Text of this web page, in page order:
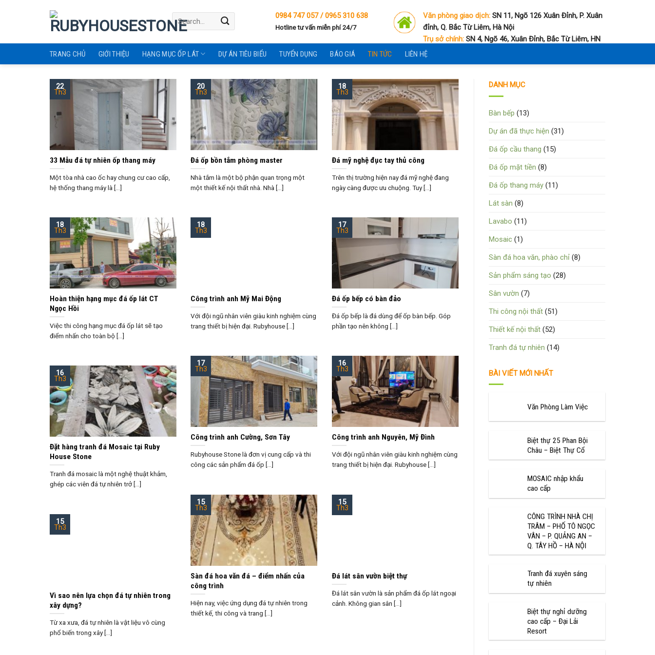
0984 747 057 /0965 310 638
Hotline tư vấn miễn phí 24/7
Văn phòng giao dịch:SN 11, Ngõ 126 Xuân Đỉnh, P. Xuân
đỉnh, Q. Bắc Từ Liêm, Hà Nội
Trụ sở chính: SN 4, Ngõ 46, Xuân Đỉnh, Bắc Từ Liêm, HN
TRANG CHỦ
GIỚI THIỆU HẠNG MỤC ỐP LÁT DỰ ÁN TIÊU BIỂU TUYỂN DỤNG BÁO GIÁ TIN TỨC LIÊN HỆ
33 Mẫu đá tự nhiên ốp thang máy
Một tòa nhà cao ốc hay chung cư cao cấp,
hệ thống thang máy là [...]
22
Th3
Đá ốp bồn tắm phòng master
Nhà tắm là một bộ phận quan trọng một
một thiết kế nội thất nhà. Nhà [...]
20
Th3
Đá mỹ nghệ đục tay thủ công
Trên thị trường hiện nay đá mỹ nghệ đang
ngày càng được ưu chuộng. Tuy [...]
18
Th3
Hoàn thiện hạng mục đá ốp lát CT
Ngọc Hồi
Việc thi công hạng mục đá ốp lát sẽ tạo
điểm nhấn cho toàn bộ [...]
18
Th3
Công trình anh Mỹ Mai Động
Với đội ngũ nhân viên giàu kinh nghiệm cùng
trang thiết bị hiện đại. Rubyhouse [...]
18
Th3
Đá ốp bếp có bàn đảo
Đá ốp bếp là đá dùng để ốp bàn bếp. Góp
phần tạo nên không [...]
17
Th3
Công trình anh Cường, Sơn Tây
Rubyhouse Stone là đơn vị cung cấp và thi
công các sản phẩm đá ốp [...]
17
Th3
Công trình anh Nguyên, Mỹ Đình
Với đội ngũ nhân viên giàu kinh nghiệm cùng
trang thiết bị hiện đại. Rubyhouse [...]
16
Th3
Đặt hàng tranh đá Mosaic tại Ruby
House Stone
Tranh đá mosaic là một nghệ thuật khảm,
ghép các viên đá tự nhiên trở [...]
16
Th3
Sàn đá hoa văn đá – điểm nhấn của
công trình
Hiện nay, việc ứng dụng đá tự nhiên trong
thiết kế, thi công và trang [...]
15
Th3
Đá lát sân vườn biệt thự
Đá lát sân vườn là sản phẩm đá ốp lát ngoại
cảnh. Không gian sân [...]
15
Th3
Vì sao nên lựa chọn đá tự nhiên trong
xây dựng?
Từ xa xưa, đá tự nhiên là vật liệu vô cùng
phổ biến trong xây [...]
15
Th3
DANH MỤC
Bàn bếp (13)
Dự án đã thực hiện (31)
Đá ốp cầu thang (15)
Đá ốp mặt tiền (8)
Đá ốp thang máy (11)
Lát sàn (8)
Lavabo (11)
Mosaic (1)
Sàn đá hoa văn, phào chỉ (8)
Sản phẩm sáng tạo (28)
Sân vườn (7)
Thi công nội thất (51)
Thiết kế nội thất (52)
Tranh đá tự nhiên (14)
BÀI VIẾT MỚI NHẤT
Văn Phòng Làm Việc
Biệt thự 25 Phan Bội
Châu – Biệt Thự Cổ
MOSAIC nhập khẩu
cao cấp
CÔNG TRÌNH NHÀ CHỊ
TRÂM – PHỐ TÔ NGỌC
VÂN – P. QUẢNG AN –
Q. TÂY HỒ – HÀ NỘI
Tranh đá xuyên sáng
tự nhiên
Biệt thự nghỉ dưỡng
cao cấp – Đại Lải
Resort